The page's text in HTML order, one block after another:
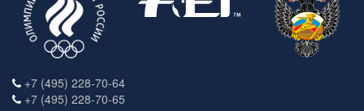
+7 (495) 228-70-64
+7 (495) 228-70-65